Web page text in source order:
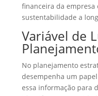
financeira da empresa
sustentabilidade a
Variável de
No planejamento
desempenha um
essa informação para